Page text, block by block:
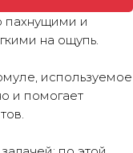
пахнущими и
на ощупь.
используемое
и помогает